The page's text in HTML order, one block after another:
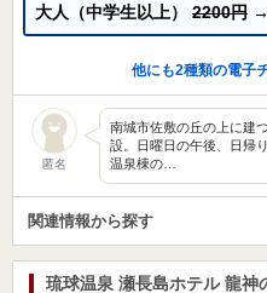
大人（中学生以上） 2200円 →
他にも2種類の電子
匿名
南城市佐敷の丘の上に建
設。日曜日の午後、日帰
温泉棟の…
関連情報から探す
琉球温泉 瀬長島ホテル 龍神